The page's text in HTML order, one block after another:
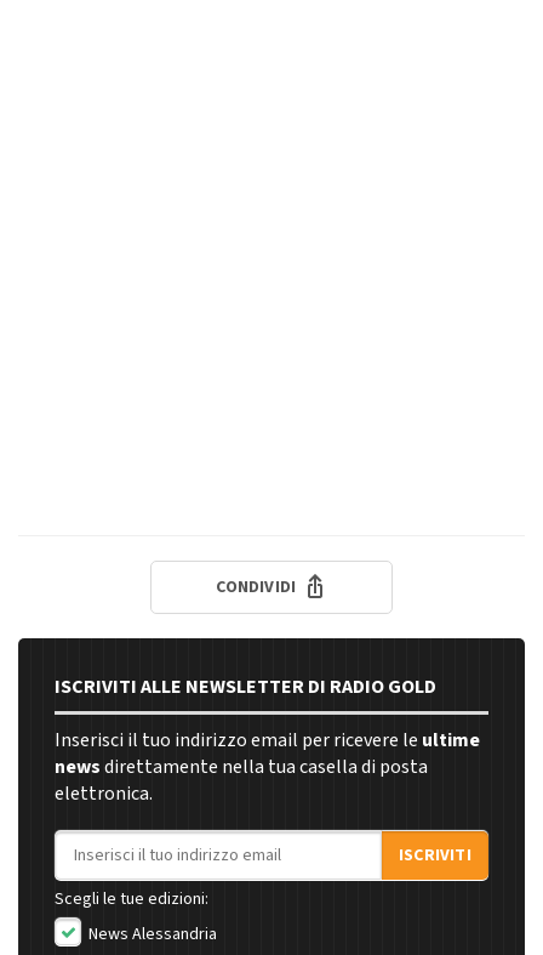
CONDIVIDI
ISCRIVITI ALLE NEWSLETTER DI RADIO GOLD
Inserisci il tuo indirizzo email per ricevere le ultime
newsdirettamente nella tua casella di posta
elettronica.
Indirizzo email
ISCRIVITI
Scegli le tue edizioni:
News Alessandria